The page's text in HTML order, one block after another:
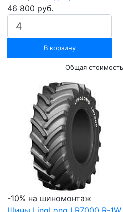
46 800 руб.
В корзину
Общая
-10% на шиномонтаж